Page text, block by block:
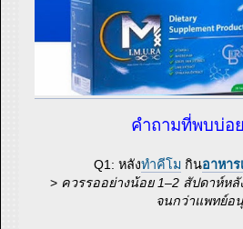
คำถามที่พบบ่อ
Q1: หลังทำคีโม กินอาหาร
> ควรรออย่างน้อย 1–2 สัปดาห์ห
จนกว่าแพทย์อ